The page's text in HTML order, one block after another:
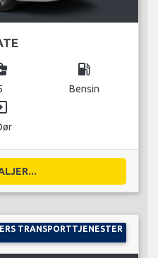
local_gas_station
Bensin
TRANSPORTTJENESTER